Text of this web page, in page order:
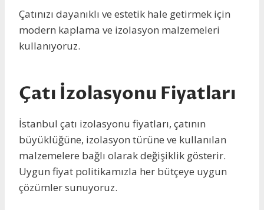
Çatınızı dayanıklı ve estetik hale getirmek için
modern kaplama ve izolasyon malzemeleri
kullanıyoruz.
Çatı İzolasyonu Fiyatları
İstanbul çatı izolasyonu fiyatları, çatının
büyüklüğüne, izolasyon türüne ve kullanılan
malzemelere bağlı olarak değişiklik gösterir.
Uygun fiyat politikamızla her bütçeye uygun
çözümler sunuyoruz.